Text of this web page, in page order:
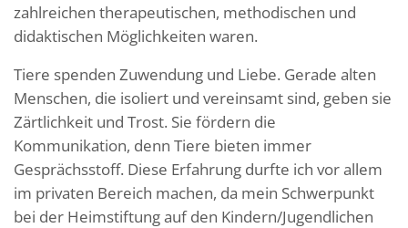
zahlreichen therapeutischen, methodischen und
didaktischen Möglichkeiten waren.
Tiere spenden Zuwendung und Liebe. Gerade alten
Menschen, die isoliert und vereinsamt sind, geben sie
Zärtlichkeit und Trost. Sie fördern die
Kommunikation, denn Tiere bieten immer
Gesprächsstoff. Diese Erfahrung durfte ich vor allem
im privaten Bereich machen, da mein Schwerpunkt
bei der Heimstiftung auf den Kindern/Jugendlichen